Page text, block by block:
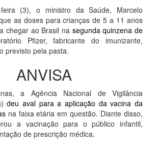
feira (3), o ministro da Saúde, Marcelo
as doses para crianças de 5 a 11 anos
chegar ao Brasil na segunda quinzena de
Pfizer, fabricante do imunizante,
previsto pela pasta.
ANVISA
a Agência Nacional de Vigilância
deu aval para a aplicação da vacina da
na faixa etária em questão. Diante disso,
a vacinação para o público infantil,
de prescrição médica.